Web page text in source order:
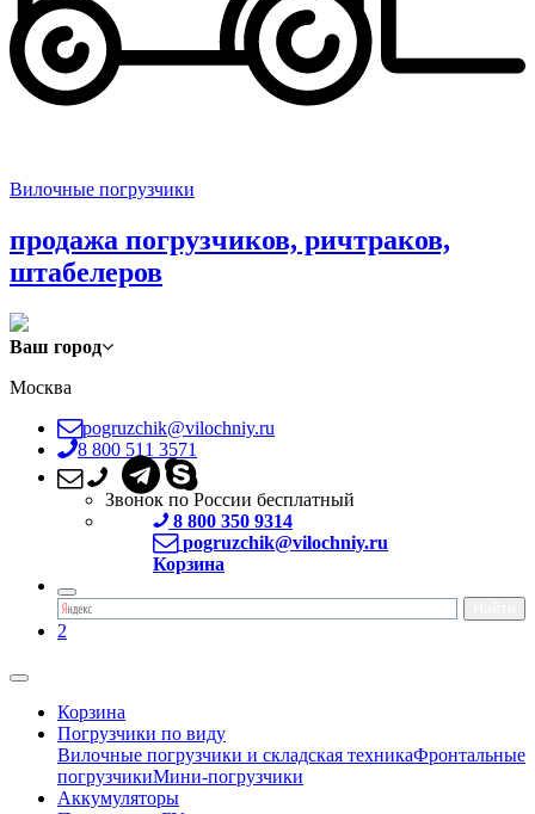
Вилочные погрузчики
продажа погрузчиков, ричтраков,
штабелеров
Ваш город
Москва
pogruzchik@vilochniy.ru
8 800 511 3571
Звонок по России бесплатный
8 800 350 9314
pogruzchik@vilochniy.ru
Корзина
2
Корзина
Погрузчики по виду
Вилочные погрузчики и складская техникаФронтальные
погрузчикиМини-погрузчики
Аккумуляторы